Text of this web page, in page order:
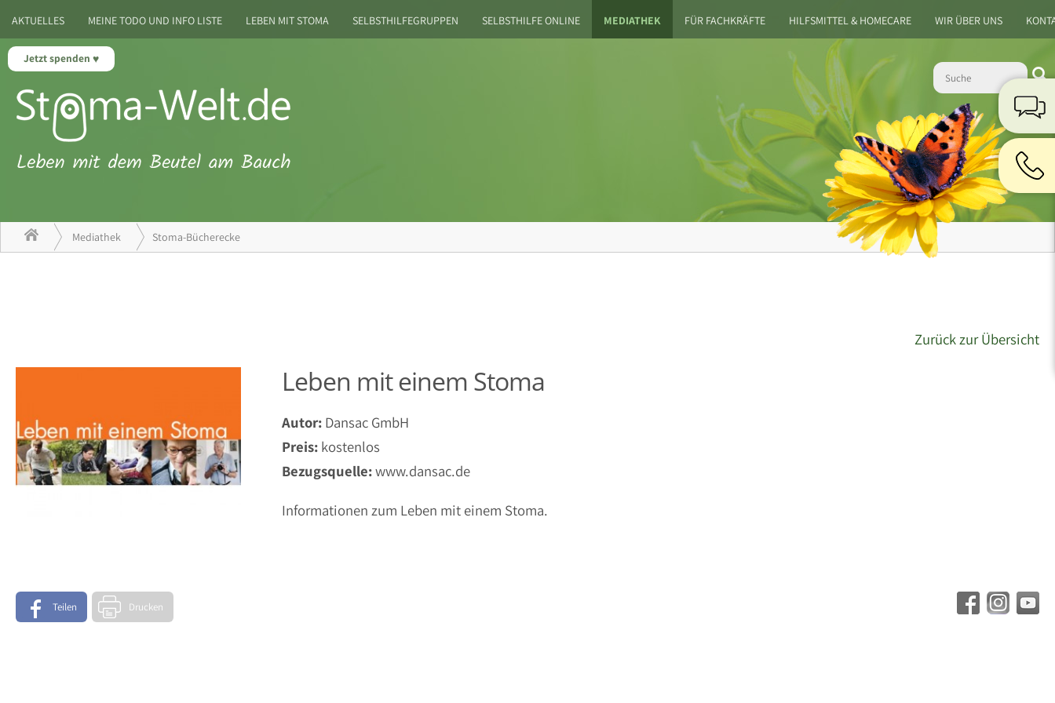
Jetzt spenden
AKTUELLES MEINE TODO UND INFO LISTE LEBEN MIT STOMA SELBSTHILFEGRUPPEN SELBSTHILFE ONLINE MEDIATHEK FÜR FACHKRÄFTE HILFSMITTEL & HOMECARE WIR ÜBER UNS
Mediathek Stoma-Bücherecke
Zurück zur Übersicht
Leben mit einem Stoma
Autor: Dansac GmbH
Preis: kostenlos
Bezugsquelle:www.dansac.de
Informationen zum Leben mit einem Stoma.
Teilen Drucken